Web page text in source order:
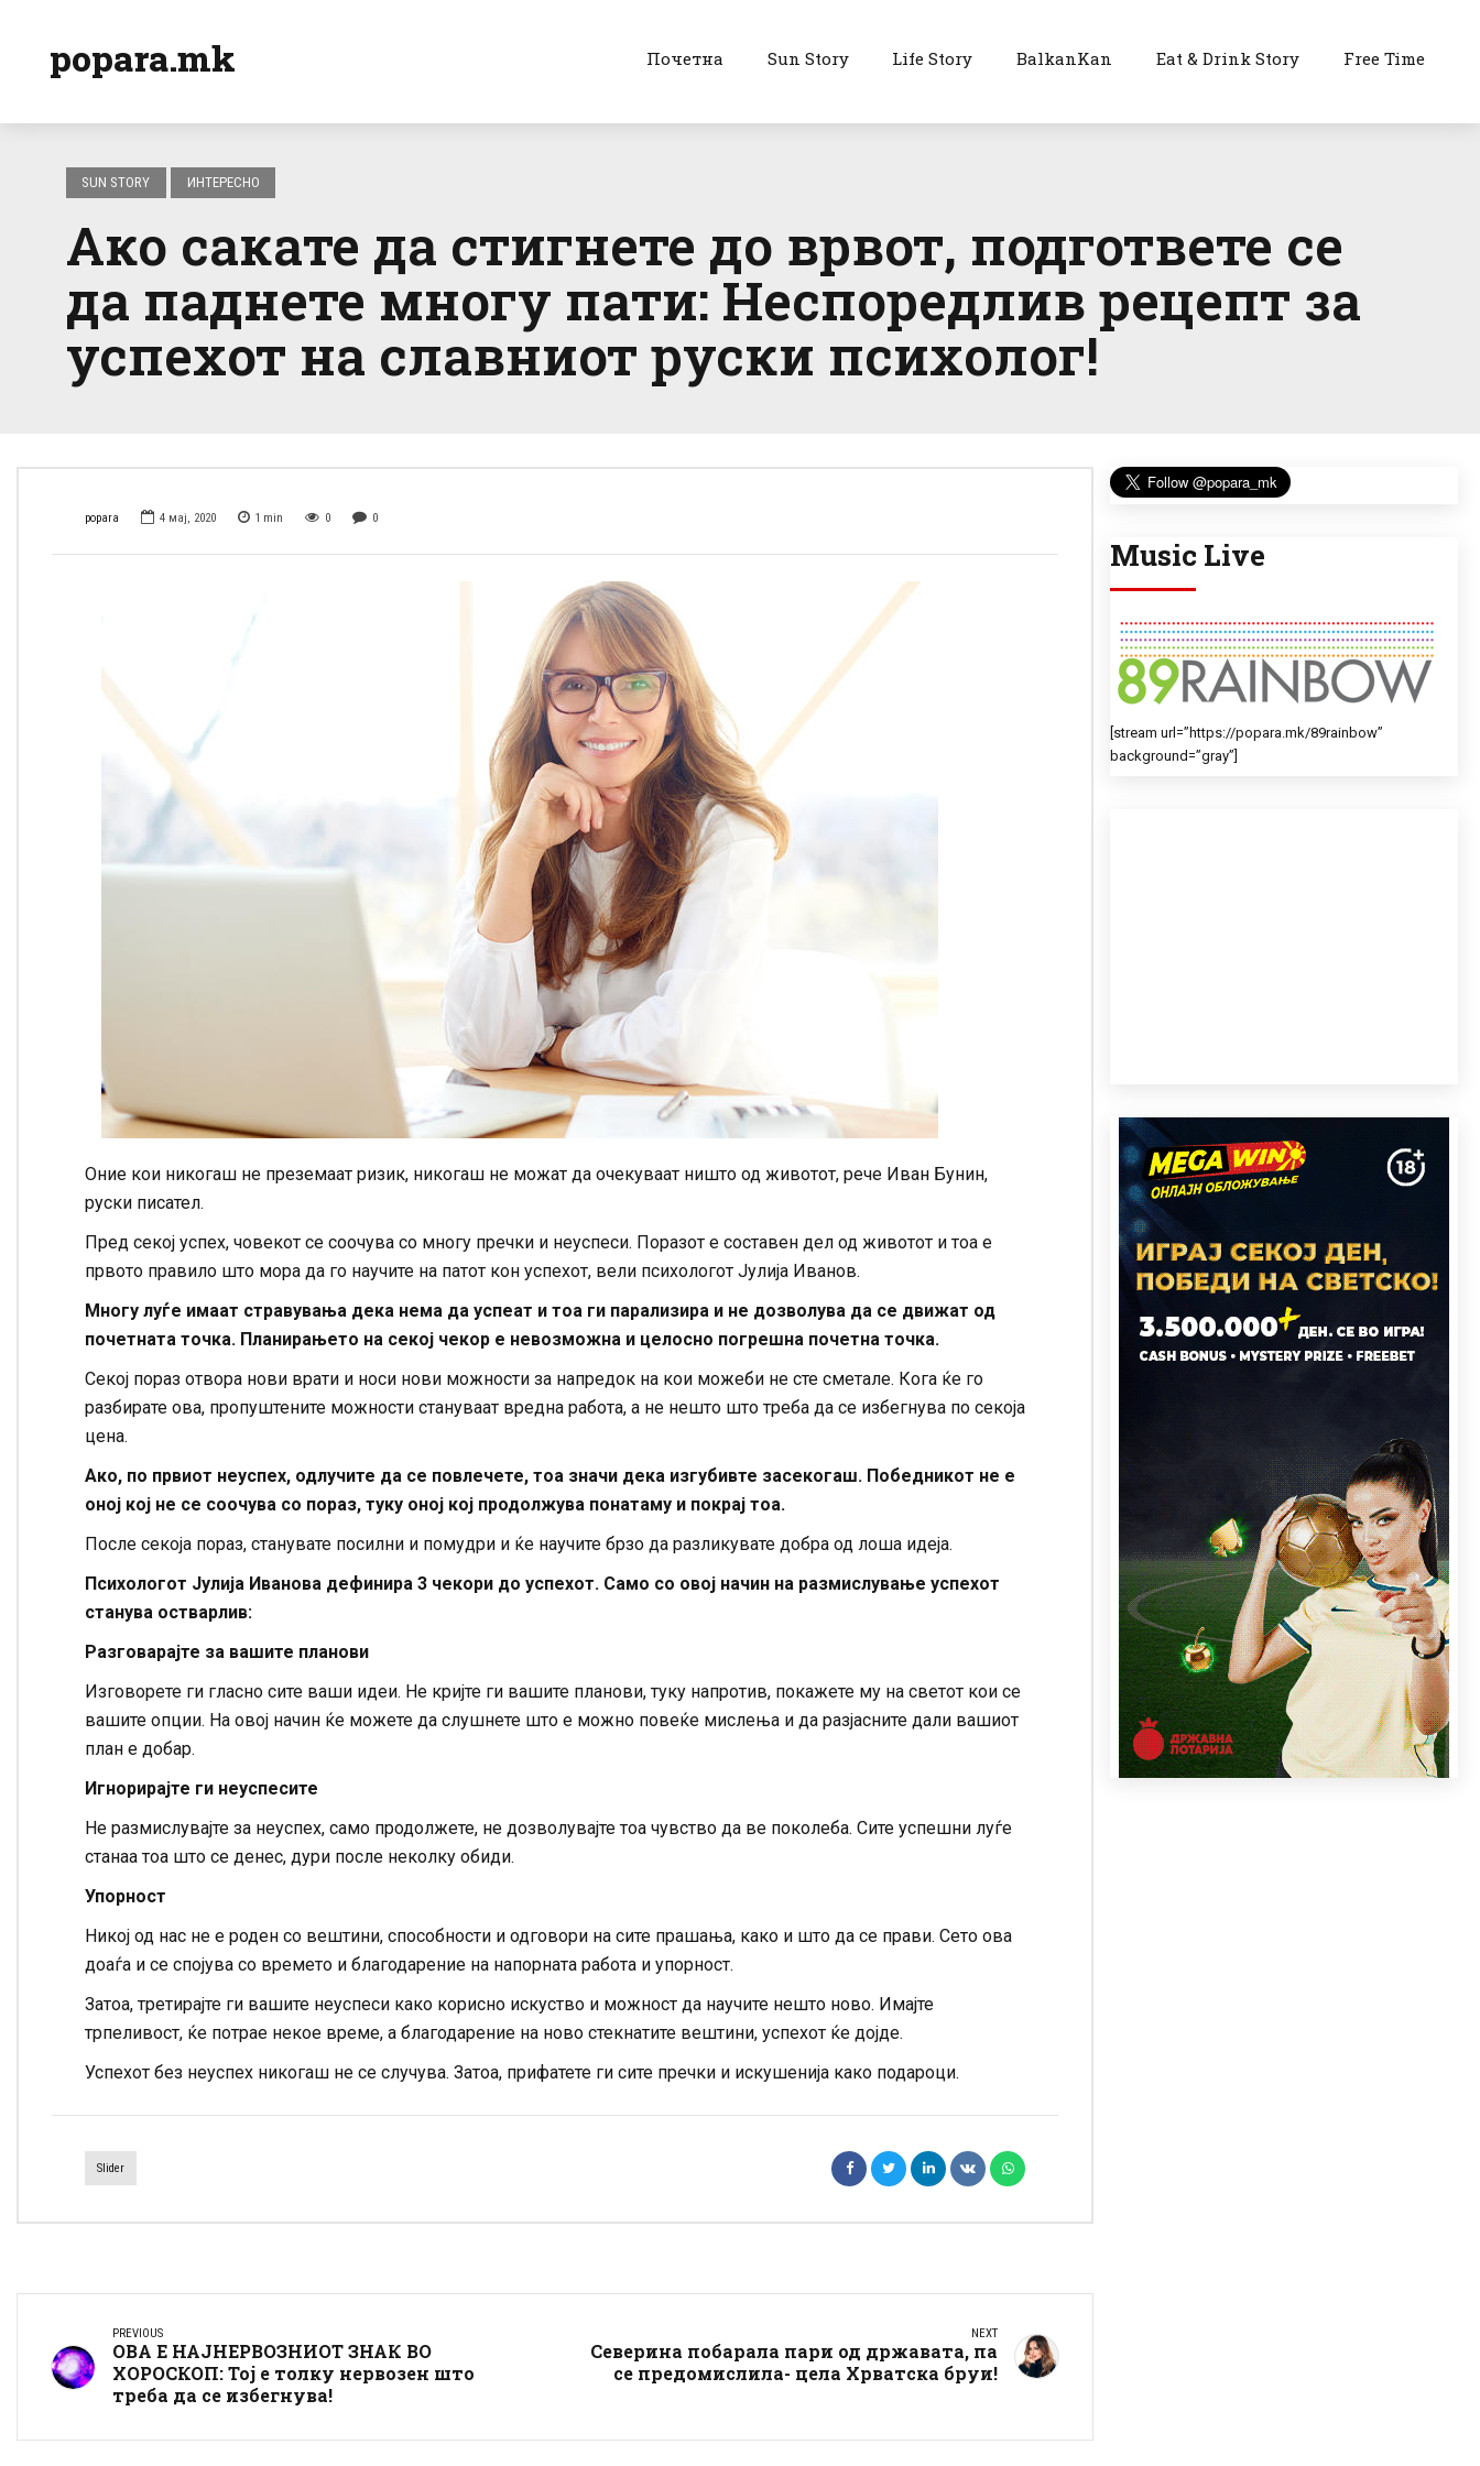
popara.mk Почетна Sun Story Life Story BalkanKan Eat & Drink Story Free Time
SUN STORY ИНТЕРЕСНО
Ако сакате да стигнете до врвот, подгответе се
да паднете многу пати: Неспоредлив рецепт за
успехот на славниот руски психолог!
popara 4 мај, 2020 1 min 0 0
Оние кои никогаш не преземаат ризик, никогаш не можат да очекуваат ништо од животот, рече Иван Бунин,
руски писател.
Пред секој успех, човекот се соочува со многу пречки и неуспеси. Поразот е составен дел од животот и тоа е
првото правило што мора да го научите на патот кон успехот, вели психологот Јулија Иванов.
Многу луѓе имаат стравувања дека нема да успеат и тоа ги парализира и не дозволува да се движат од
почетната точка. Планирањето на секој чекор е невозможна и целосно погрешна почетна точка.
Секој пораз отвора нови врати и носи нови можности за напредок на кои можеби не сте сметале. Кога ќе го
разбирате ова, пропуштените можности стануваат вредна работа, а не нешто што треба да се избегнува по секоја
цена.
Ако, по првиот неуспех, одлучите да се повлечете, тоа значи дека изгубивте засекогаш. Победникот не е
оној кој не се соочува со пораз, туку оној кој продолжува понатаму и покрај тоа.
После секоја пораз, станувате посилни и помудри и ќе научите брзо да разликувате добра од лоша идеја.
Психологот Јулија Иванова дефинира 3 чекори до успехот. Само со овој начин на размислување успехот
станува остварлив:
Разговарајте за вашите планови
Изговорете ги гласно сите ваши идеи. Не кријте ги вашите планови, туку напротив, покажете му на светот кои се
вашите опции. На овој начин ќе можете да слушнете што е можно повеќе мислења и да разјасните дали вашиот
план е добар.
Игнорирајте ги неуспесите
Не размислувајте за неуспех, само продолжете, не дозволувајте тоа чувство да ве поколеба. Сите успешни луѓе
станаа тоа што се денес, дури после неколку обиди.
Упорност
Никој од нас не е роден со вештини, способности и одговори на сите прашања, како и што да се прави. Сето ова
доаѓа и се спојува со времето и благодарение на напорната работа и упорност.
Затоа, третирајте ги вашите неуспеси како корисно искуство и можност да научите нешто ново. Имајте
трпеливост, ќе потрае некое време, а благодарение на ново стекнатите вештини, успехот ќе дојде.
Успехот без неуспех никогаш не се случува. Затоа, прифатете ги сите пречки и искушенија како подароци.
Slider
PREVIOUS
ОВА Е НАЈНЕРВОЗНИОТ ЗНАК ВО
ХОРОСКОП: Тој е толку нервозен што
треба да се избегнува!
NEXT
Северина побарала пари од државата, па
се предомислила- цела Хрватска бруи!
Music Live
[stream url=”https://popara.mk/89rainbow”
background=”gray”]